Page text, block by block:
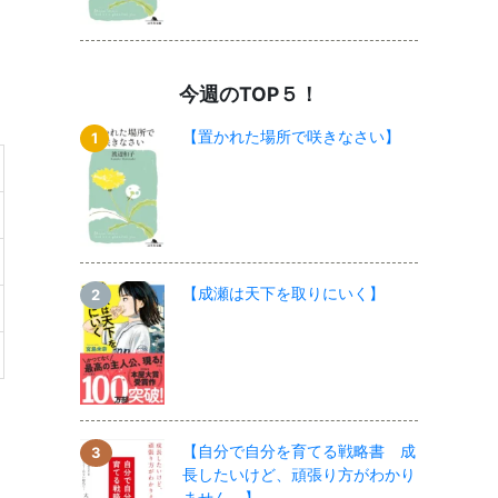
今週のTOP５！
【置かれた場所で咲きなさい】
【成瀬は天下を取りにいく】
【自分で自分を育てる戦略書 成
長したいけど、頑張り方がわかり